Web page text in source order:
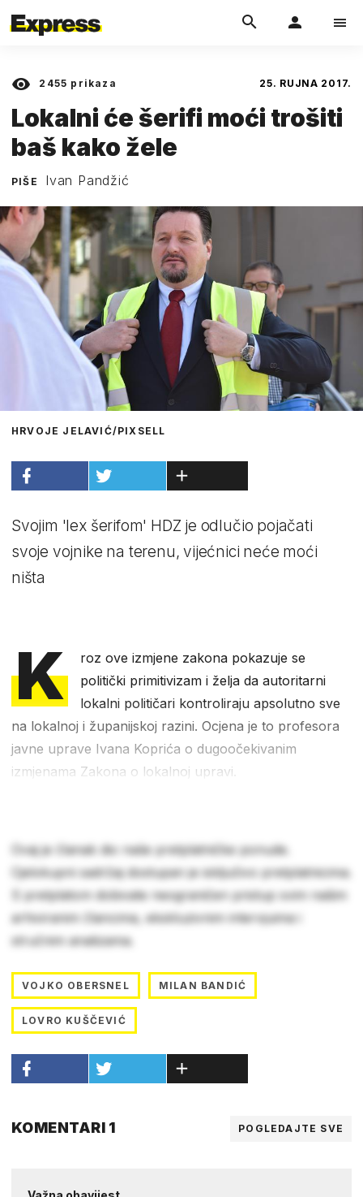
2455 prikaza 25. RUJNA 2017.
Lokalni će šerifi moći trošiti
baš kako žele
PIŠE Ivan Pandžić
HRVOJE JELAVIĆ/PIXSELL
Svojim 'lex šerifom' HDZ je odlučio pojačati
svoje vojnike na terenu, vijećnici neće moći
ništa
K
roz ove izmjene zakona pokazuje se
politički primitivizam i želja da autoritarni
lokalni političari kontroliraju apsolutno sve
na lokalnoj i županijskoj razini. Ocjena je to profesora
javne uprave Ivana Koprića o dugoočekivanim
izmjenama Zakona o lokalnoj upravi.
Ovaj je članak dio naše pretplatničke ponude.
Cjelokupni sadržaj dostupan je isključivo pretplatnicima.
S pretplatom dobivate neograničen pristup svim našim
arhiviranim člancima, ekskluzivnim intervjuima i
stručnim analizama.
VOJKO OBERSNEL MILAN BANDIĆ
LOVRO KUŠČEVIĆ
KOMENTARI 1 POGLEDAJTE SVE